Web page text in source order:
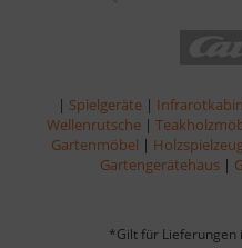
| Spielgeräte |
Wellenrutsche |
Gartenmöbel |
Gartengerätehaus |
*Gilt für Lieferungen